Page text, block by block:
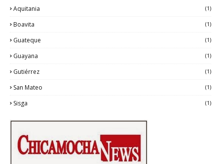
Aquitania (1)
Boavita (1)
Guateque (1)
Guayana (1)
Gutiérrez (1)
San Mateo (1)
Sisga (1)